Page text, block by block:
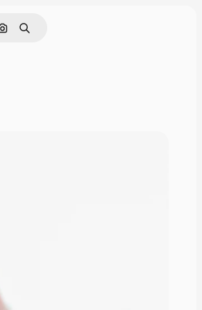
Rechercher par image
Rechercher